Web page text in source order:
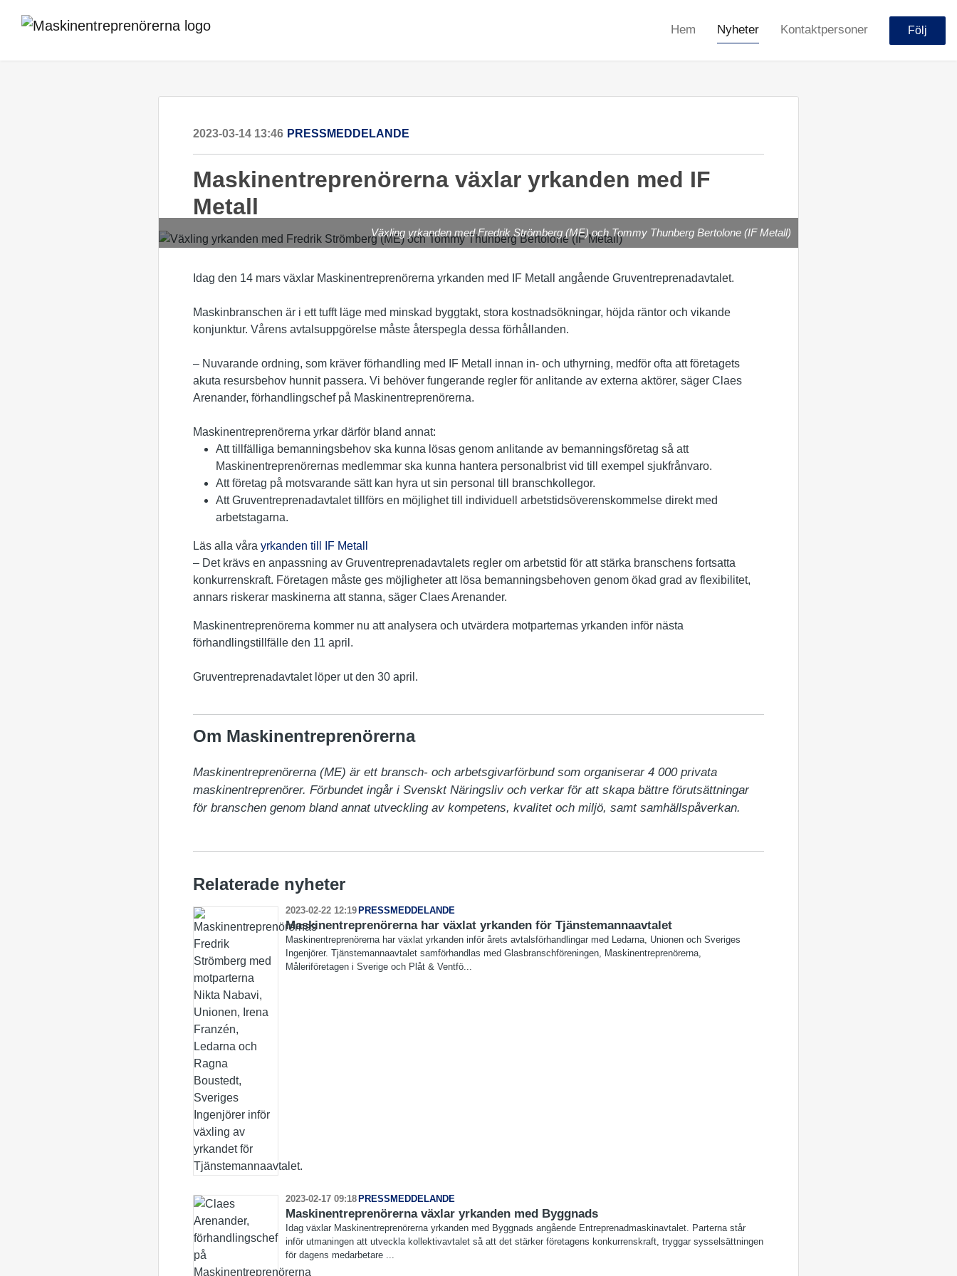
Hem Nyheter Kontaktpersoner Följ
2023-03-14 13:46 PRESSMEDDELANDE
Maskinentreprenörerna växlar yrkanden med IF
Metall
Växling yrkanden med Fredrik Strömberg (ME) och Tommy Thunberg Bertolone (IF Metall)
Idag den 14 mars växlar Maskinentreprenörerna yrkanden med IF Metall angående Gruventreprenadavtalet.
Maskinbranschen är i ett tufft läge med minskad byggtakt, stora kostnadsökningar, höjda räntor och vikande
konjunktur. Vårens avtalsuppgörelse måste återspegla dessa förhållanden.
– Nuvarande ordning, som kräver förhandling med IF Metall innan in- och uthyrning, medför ofta att företagets
akuta resursbehov hunnit passera. Vi behöver fungerande regler för anlitande av externa aktörer, säger Claes
Arenander, förhandlingschef på Maskinentreprenörerna.
Maskinentreprenörerna yrkar därför bland annat:
Att tillfälliga bemanningsbehov ska kunna lösas genom anlitande av bemanningsföretag så att
Maskinentreprenörernas medlemmar ska kunna hantera personalbrist vid till exempel sjukfrånvaro.
Att företag på motsvarande sätt kan hyra ut sin personal till branschkollegor.
Att Gruventreprenadavtalet tillförs en möjlighet till individuell arbetstidsöverenskommelse direkt med
arbetstagarna.
Läs alla våra yrkanden till IF Metall
– Det krävs en anpassning av Gruventreprenadavtalets regler om arbetstid för att stärka branschens fortsatta
konkurrenskraft. Företagen måste ges möjligheter att lösa bemanningsbehoven genom ökad grad av flexibilitet,
annars riskerar maskinerna att stanna, säger Claes Arenander.
Maskinentreprenörerna kommer nu att analysera och utvärdera motparternas yrkanden inför nästa
förhandlingstillfälle den 11 april.
Gruventreprenadavtalet löper ut den 30 april.
Om Maskinentreprenörerna
Maskinentreprenörerna (ME) är ett bransch- och arbetsgivarförbund som organiserar 4 000 privata
maskinentreprenörer. Förbundet ingår i Svenskt Näringsliv och verkar för att skapa bättre förutsättningar
för branschen genom bland annat utveckling av kompetens, kvalitet och miljö, samt samhällspåverkan.
Relaterade nyheter
2023-02-22 12:19 PRESSMEDDELANDE
Maskinentreprenörerna har växlat yrkanden för Tjänstemannaavtalet
Maskinentreprenörerna har växlat yrkanden inför årets avtalsförhandlingar med Ledarna, Unionen och Sveriges
Ingenjörer. Tjänstemannaavtalet samförhandlas med Glasbranschföreningen, Maskinentreprenörerna,
Måleriföretagen i Sverige och Plåt & Ventfö...
2023-02-17 09:18 PRESSMEDDELANDE
Maskinentreprenörerna växlar yrkanden med Byggnads
Idag växlar Maskinentreprenörerna yrkanden med Byggnads angående Entreprenadmaskinavtalet. Parterna står
inför utmaningen att utveckla kollektivavtalet så att det stärker företagens konkurrenskraft, tryggar sysselsättningen
för dagens medarbetare ...